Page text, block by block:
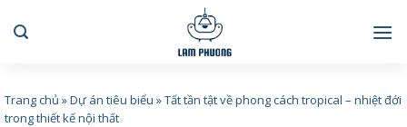
to
Trang chủ »Dự án tiêu biểu »Tất tần tật về phong cách tropical – nhiệt đới
trong thiết kế nội thất